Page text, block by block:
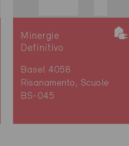
Minergie
Definitivo
Basel 4058
Risanamento, Scuole
BS-045